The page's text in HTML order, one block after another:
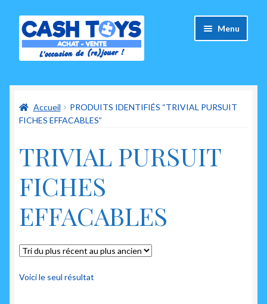
Aller
à
Aller
au
contenu
Menu
Carte Cadeau
Accueil
PRODUITS IDENTIFIÉS “TRIVIAL PURSUIT
FICHES EFFACABLES”
TRIVIAL PURSUIT
FICHES
EFFACABLES
Voici le seul résultat